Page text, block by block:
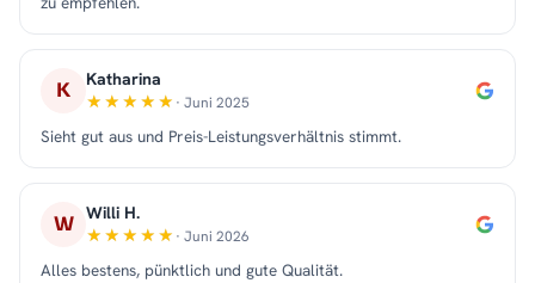
K Katharina
· Juni 2025
Sieht gut aus und Preis-Leistungsverhältnis stimmt.
W Willi H.
· Juni 2026
Alles bestens, pünktlich und gute Qualität.